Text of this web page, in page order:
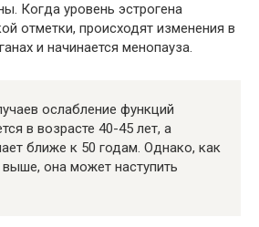
Когда уровень эстрогена
отметки, происходят изменения в
и начинается менопауза.
ослабление функций
в возрасте 40-45 лет, а
ближе к 50 годам. Однако, как
она может наступить